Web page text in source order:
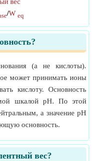
/W eq
(а не кислоты).
может принимать ионы
кислоту. Основность
шкалой pH. По этой
а значение pH
основность.
вес?